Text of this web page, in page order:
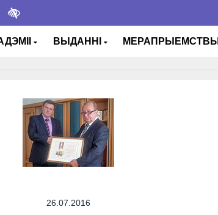
ВЫДАННІ МЕРАПРЫЕМСТВЫ
26.07.2016